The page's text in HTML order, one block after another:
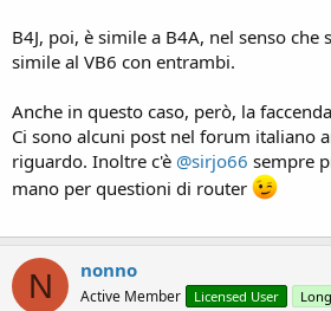
B4J, poi, è simile a B4A, nel senso
simile al VB6 con entrambi.
Anche in questo caso, però, la
Ci sono alcuni post nel forum italiano
riguardo. Inoltre c'è @sirjo66 sempre
mano per questioni di router
N nonno
Active Member Licensed User